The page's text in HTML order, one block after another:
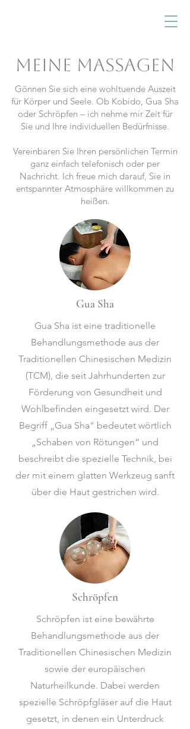
Meine Massagen
Gönnen Sie sich eine wohltuende Auszeit
für Körper und Seele. Ob Kobido, Gua Sha
oder Schröpfen – ich nehme mir Zeit für
Sie und Ihre individuellen Bedürfnisse.
Vereinbaren Sie Ihren persönlichen Termin
ganz einfach telefonisch oder per
Nachricht. Ich freue mich darauf, Sie in
entspannter Atmosphäre willkommen zu
heißen.
Gua Sha
Gua Sha ist eine traditionelle
Behandlungsmethode aus der
Traditionellen Chinesischen Medizin
(TCM), die seit Jahrhunderten zur
Förderung von Gesundheit und
Wohlbefinden eingesetzt wird. Der
Begriff „Gua Sha“ bedeutet wörtlich
„Schaben von Rötungen“ und
beschreibt die spezielle Technik, bei
der mit einem glatten Werkzeug sanft
über die Haut gestrichen wird.
Schröpfen
Schröpfen ist eine bewährte
Behandlungsmethode aus der
Traditionellen Chinesischen Medizin
sowie der europäischen
Naturheilkunde. Dabei werden
spezielle Schröpfgläser auf die Haut
gesetzt, in denen ein Unterdruck